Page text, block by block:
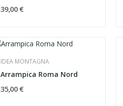
39,00 €
IDEA MONTAGNA
Arrampica Roma Nord
35,00 €